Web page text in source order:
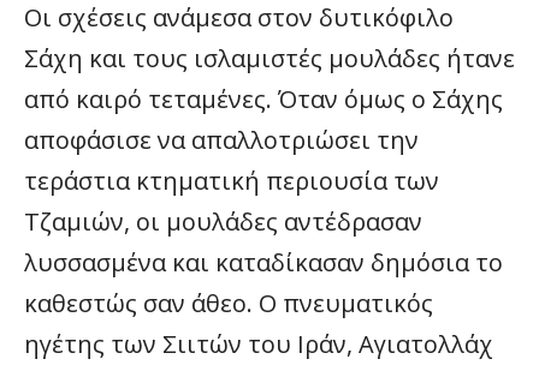
Οι σχέσεις ανάμεσα στον δυτικόφιλο
Σάχη και τους ισλαμιστές μουλάδες ήτανε
από καιρό τεταμένες. Όταν όμως ο Σάχης
αποφάσισε να απαλλοτριώσει την
τεράστια κτηματική περιουσία των
Τζαμιών, οι μουλάδες αντέδρασαν
λυσσασμένα και καταδίκασαν δημόσια το
καθεστώς σαν άθεο. Ο πνευματικός
ηγέτης των Σιιτών του Ιράν, Αγιατολλάχ